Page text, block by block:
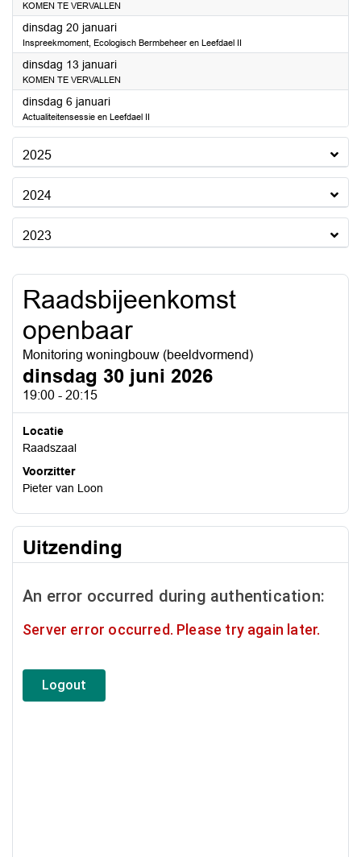
KOMEN TE VERVALLEN
dinsdag 20 januari2026
Inspreekmoment, Ecologisch Bermbeheer en Leefdael II
dinsdag 13 januari2026
KOMEN TE VERVALLEN
dinsdag 6 januari2026
Actualiteitensessie en Leefdael II
2025
2024
2023
Raadsbijeenkomst
openbaar
Monitoring woningbouw (beeldvormend)
dinsdag 30 juni 2026
19:00 - 20:15
Locatie
Raadszaal
Voorzitter
Pieter van Loon
Uitzending